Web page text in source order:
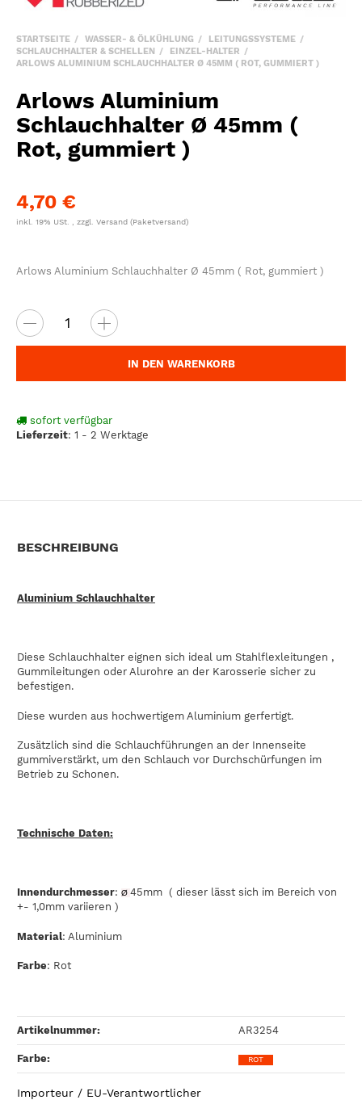
STARTSEITE WASSER- & ÖLKÜHLUNG
LEITUNGSSYSTEME
SCHLAUCHHALTER & SCHELLEN
EINZEL-HALTER
ARLOWS ALUMINIUM SCHLAUCHHALTER Ø 45MM ( ROT, GUMMIERT )
Arlows Aluminium
Schlauchhalter Ø 45mm (
Rot, gummiert )
4,70 €
inkl. 19% USt. , zzgl. Versand (Paketversand)
Arlows Aluminium Schlauchhalter Ø 45mm ( Rot, gummiert )
IN DEN WARENKORB
sofort verfügbar
Lieferzeit: 1 - 2 Werktage
BESCHREIBUNG
Aluminium Schlauchhalter
Diese Schlauchhalter eignen sich ideal um Stahlflexleitungen ,
Gummileitungen oder Alurohre an der Karosserie sicher zu
befestigen.
Diese wurden aus hochwertigem Aluminium gerfertigt.
Zusätzlich sind die Schlauchführungen an der Innenseite
gummiverstärkt, um den Schlauch vor Durchschürfungen im
Betrieb zu Schonen.
Technische Daten:
Innendurchmesser: Ø 45mm ( dieser lässt sich im Bereich von
+- 1,0mm variieren )
Material: Aluminium
Farbe: Rot
Artikelnummer: AR3254
Farbe‍: ROT
Importeur / EU-Verantwortlicher